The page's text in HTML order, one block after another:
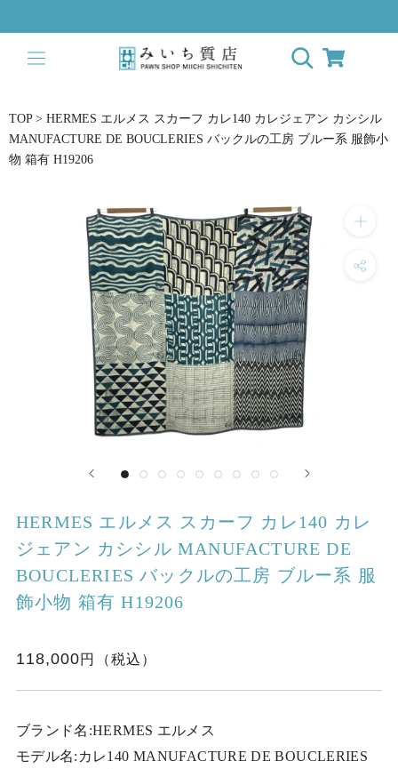
キ
て
コ
ン
TOP > HERMES エルメス スカーフ カレ140 カレジェアン カシシル
MANUFACTURE DE BOUCLERIES バックルの工房 ブルー系 服飾小
物 箱有 H19206
HERMES エルメス スカーフ カレ140 カレ
ジェアン カシシル MANUFACTURE DE
BOUCLERIES バックルの工房 ブルー系 服
飾小物 箱有 H19206
118,000
ブランド名:HERMES エルメス
モデル名:カレ140 MANUFACTURE DE BOUCLERIES